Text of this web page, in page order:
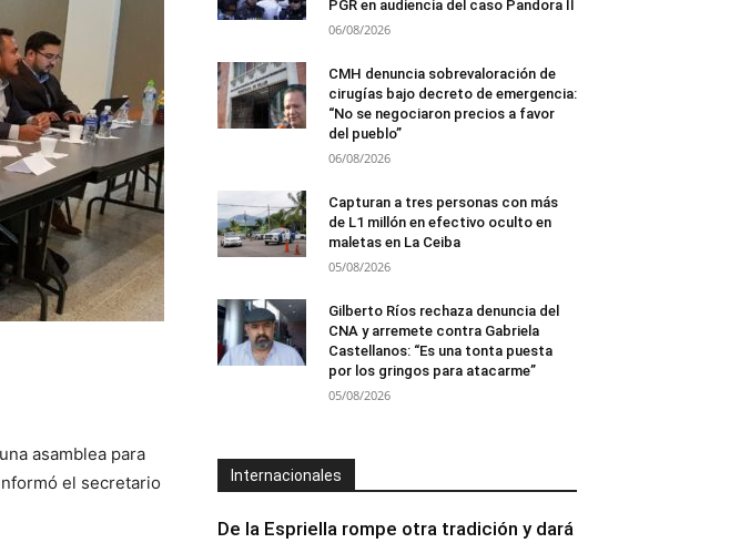
asamblea para
el secretario
PGR en audiencia del caso Pandora II
06/08/2026
CMH denuncia sobrevaloración de
cirugías bajo decreto de emergencia:
“No se negociaron precios a favor
del pueblo”
06/08/2026
Capturan a tres personas con más
de L1 millón en efectivo oculto en
maletas en La Ceiba
05/08/2026
Gilberto Ríos rechaza denuncia del
CNA y arremete contra Gabriela
Castellanos: “Es una tonta puesta
por los gringos para atacarme”
05/08/2026
Internacionales
De la Espriella rompe otra tradición y dará